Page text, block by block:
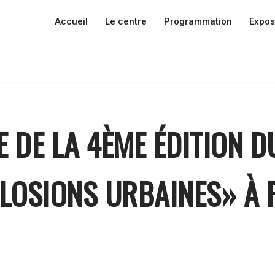
Accueil Le centre Programmation
DE LA 4ÈME ÉDITION
URBAINES» À